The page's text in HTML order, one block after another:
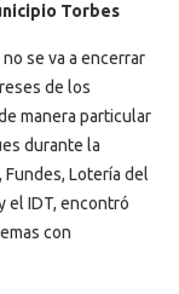
Torbes
se va a encerrar
de los
manera particular
durante la
Lotería del
el IDT, encontró
con